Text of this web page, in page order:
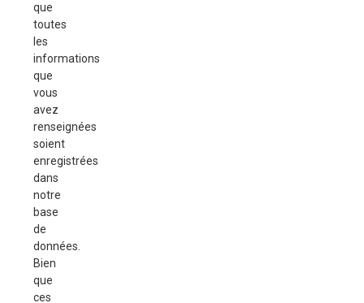
que
toutes
les
informations
que
vous
avez
renseignées
soient
enregistrées
dans
notre
base
de
données.
Bien
que
ces